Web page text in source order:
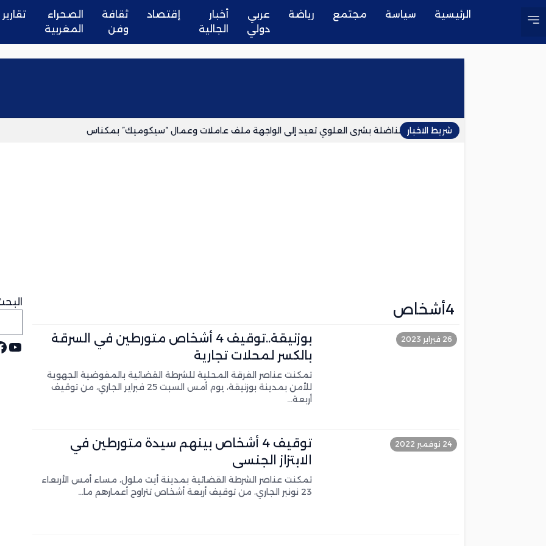
الرئيسية سياسة مجتمع رياضة
عربي
دولي
أخبار
الجالية
إقتصاد
ثقافة
وفن
الصحراء
المغربية
تقارير
شريط الاخباروفاة المناضلة بشرى العلوي تعيد إلى الواجهة ملف عاملات وعمال “سيكوميك” بمكناس
تلاميذ المغرب يحصدون المرتبة الثانية إفريقيا في الأولمبياد الإفريقية للرياضيات
أحداث سبتة.. قس إسباني يطالب بـقصف الرباط وغزو المغرب
4أشخاص
26 فبراير 2023
بوزنيقة..توقيف 4 أشخاص متورطين في السرقة
بالكسر لمحلات تجارية
تمكنت عناصر الفرقة المحلية للشرطة القضائية بالمفوضية الجهوية
للأمن بمدينة بوزنيقة، يوم أمس السبت 25 فبراير الجاري، من توقيف
أربعة…
24 نوفمبر 2022
توقيف 4 أشخاص بينهم سيدة متورطين في
الابتزاز الجنسي
تمكنت عناصر الشرطة القضائية بمدينة أيت ملول، مساء أمس الأربعاء
23 نونبر الجاري، من توقيف أربعة أشخاص تتراوح أعمارهم ما…